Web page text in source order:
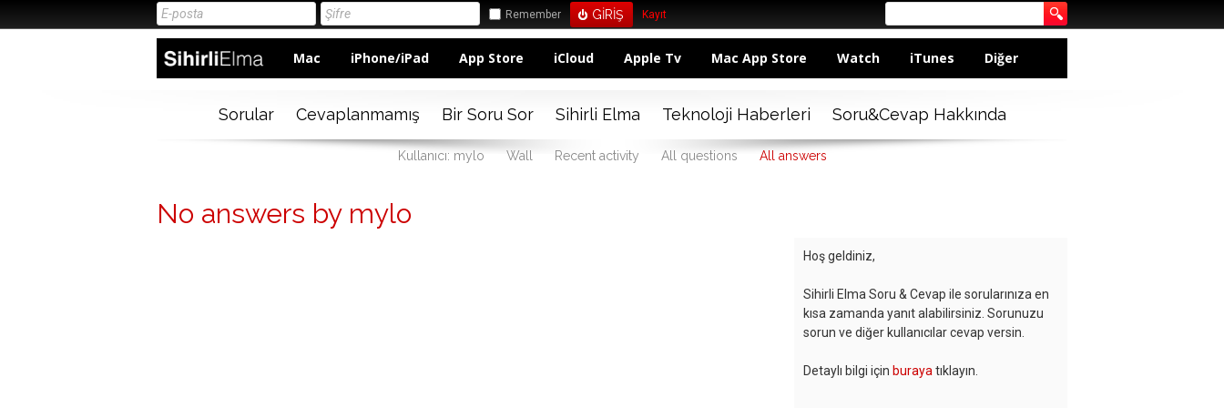
Remember Kayıt
Mac iPhone/iPad App Store iCloud Apple Tv Mac App Store Watch iTunes Diğer
Sorular Cevaplanmamış Bir Soru Sor Sihirli Elma Teknoloji Haberleri Soru&Cevap Hakkında
Kullanıcı: mylo Wall Recent activity All questions All answers
No answers by mylo
Hoş geldiniz,
Sihirli Elma Soru & Cevap ile sorularınıza en
kısa zamanda yanıt alabilirsiniz. Sorunuzu
sorun ve diğer kullanıcılar cevap versin.
Detaylı bilgi için buraya tıklayın.